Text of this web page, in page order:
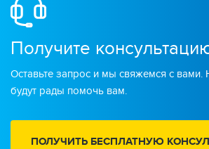
Получите
Оставьте запрос и мы свяжемся с вами.
будут рады помочь вам.
ПОЛУЧИТЬ БЕСПЛАТНУЮ